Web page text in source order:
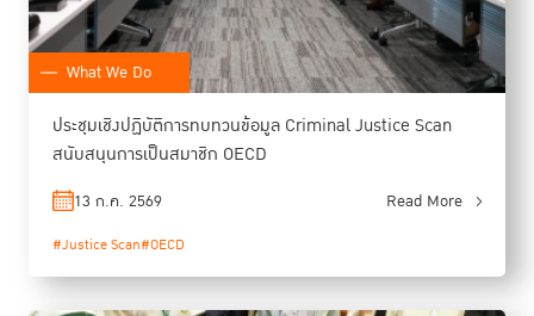
What We Do
ประชุมเชิงปฏิบัติการทบทวนข้อมูล Criminal Justice Scan
สนับสนุนการเป็นสมาชิก OECD
13 ก.ค. 2569 Read More
#Justice Scan#OECD